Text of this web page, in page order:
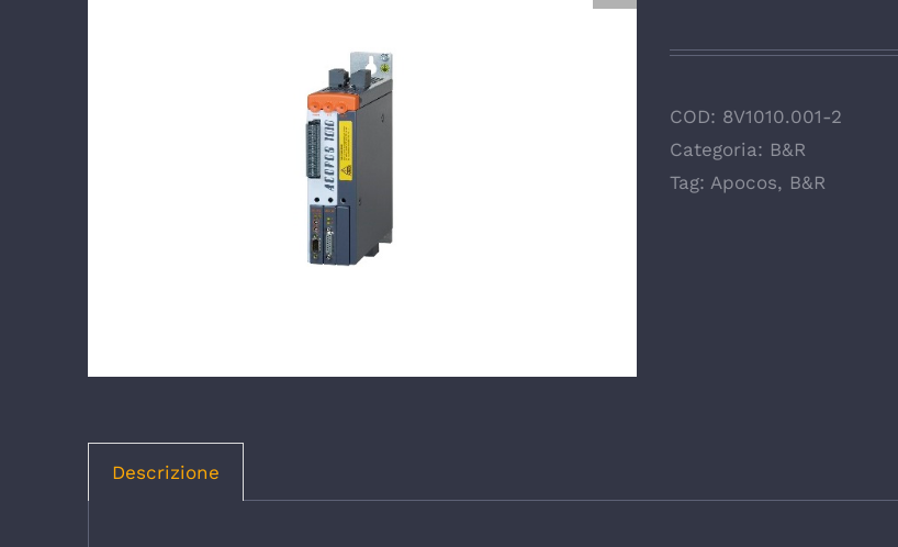
COD: 8V1010.001-2
Categoria: B&R
Tag: Apocos, B&R
Descrizione